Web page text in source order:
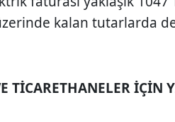
kalan tutarlarda
TİCARETHANELER